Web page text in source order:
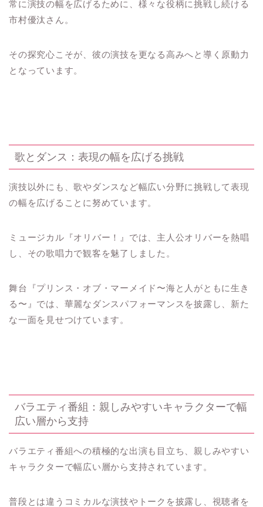
常に演技の幅を広げるために、様々な役柄に挑戦し続ける
市村優汰さん。
その探究心こそが、彼の演技を更なる高みへと導く原動力
となっています。
歌とダンス：表現の幅を広げる挑戦
演技以外にも、歌やダンスなど幅広い分野に挑戦して表現
の幅を広げることに努めています。
ミュージカル『オリバー！』では、主人公オリバーを熱唱
し、その歌唱力で観客を魅了しました。
舞台『プリンス・オブ・マーメイド〜海と人がともに生き
る〜』では、華麗なダンスパフォーマンスを披露し、新た
な一面を見せつけています。
バラエティ番組：親しみやすいキャラクターで幅
広い層から支持
バラエティ番組への積極的な出演も目立ち、親しみやすい
キャラクターで幅広い層から支持されています。
普段とは違うコミカルな演技やトークを披露し、視聴者を